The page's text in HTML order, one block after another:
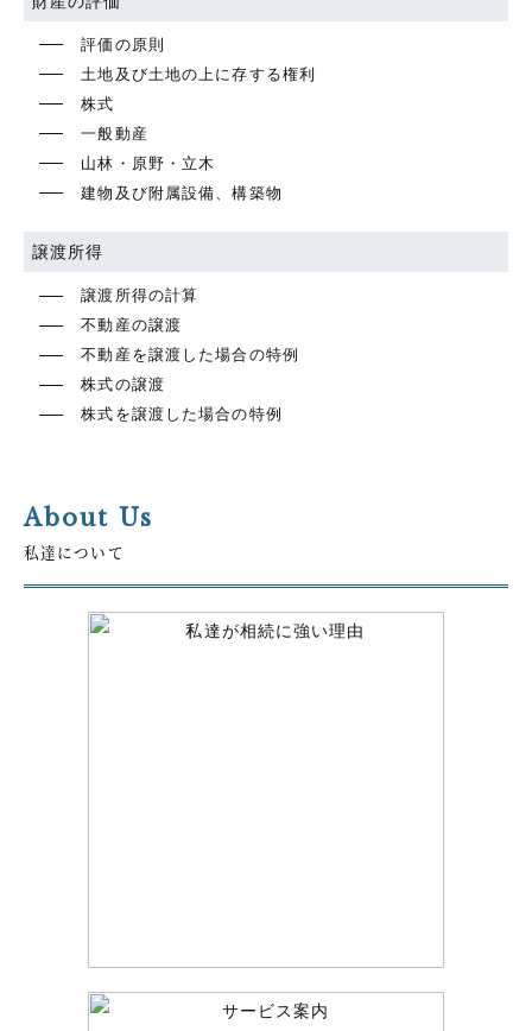
評価の原則
土地及び土地の上に存する権利
株式
一般動産
山林・原野・立木
建物及び附属設備、構築物
譲渡所得
譲渡所得の計算
不動産の譲渡
不動産を譲渡した場合の特例
株式の譲渡
株式を譲渡した場合の特例
About Us
私達について